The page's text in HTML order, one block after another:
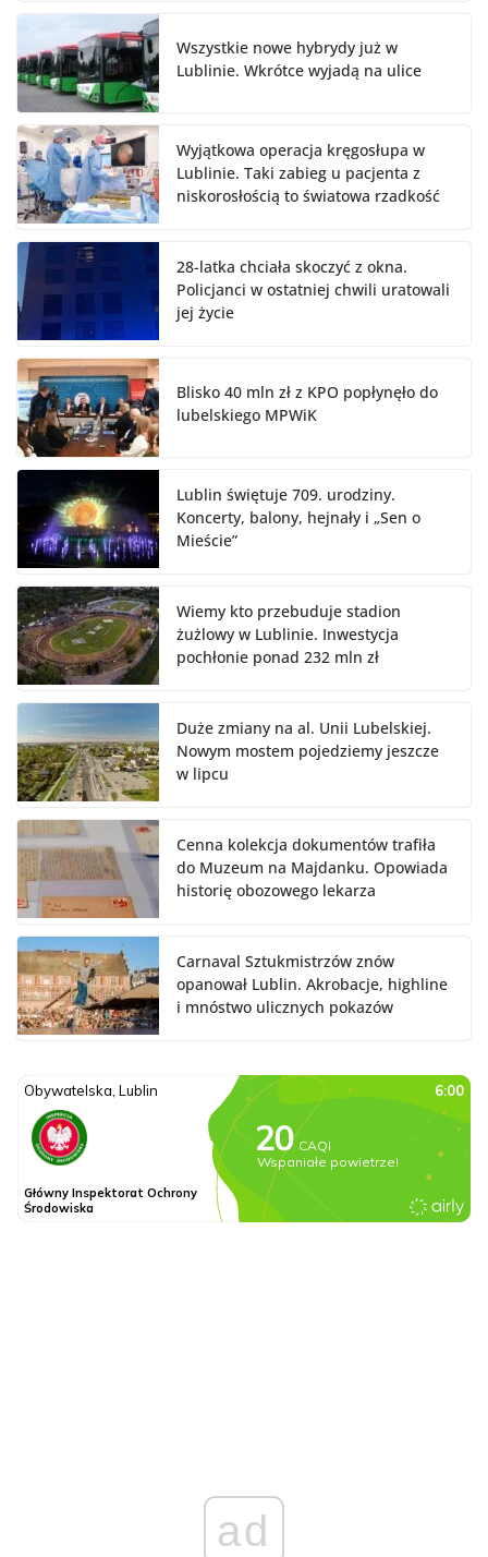
Wszystkie nowe hybrydy już w
Lublinie. Wkrótce wyjadą na ulice
Wyjątkowa operacja kręgosłupa w
Lublinie. Taki zabieg u pacjenta z
niskorosłością to światowa rzadkość
28-latka chciała skoczyć z okna.
Policjanci w ostatniej chwili uratowali
jej życie
Blisko 40 mln zł z KPO popłynęło do
lubelskiego MPWiK
Lublin świętuje 709. urodziny.
Koncerty, balony, hejnały i „Sen o
Mieście”
Wiemy kto przebuduje stadion
żużlowy w Lublinie. Inwestycja
pochłonie ponad 232 mln zł
Duże zmiany na al. Unii Lubelskiej.
Nowym mostem pojedziemy jeszcze
w lipcu
Cenna kolekcja dokumentów trafiła
do Muzeum na Majdanku. Opowiada
historię obozowego lekarza
Carnaval Sztukmistrzów znów
opanował Lublin. Akrobacje, highline
i mnóstwo ulicznych pokazów
ad